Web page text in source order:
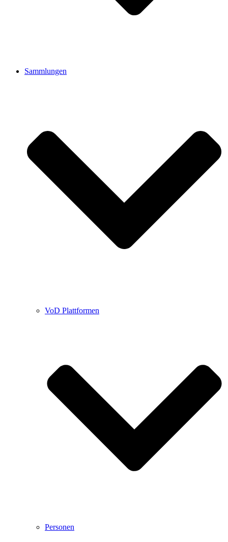
Sammlungen
VoD Plattformen
Personen